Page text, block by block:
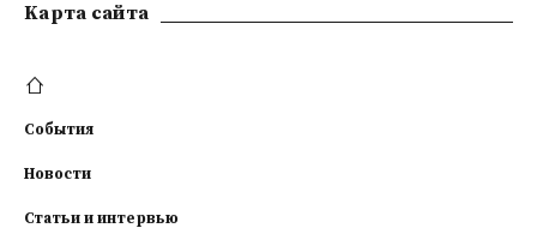
Kарта сайта
События
Новости
Статьи и интервью